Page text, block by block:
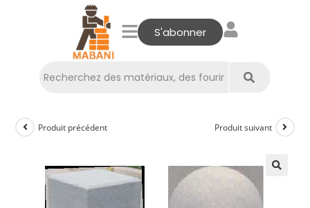
S'abonner
Produit précédent Produit suivant